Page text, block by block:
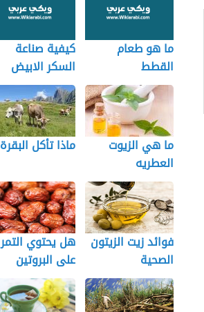
ما هو طعام
القطط
كيفية صناعة
السكر الابيض
ما هي الزيوت
العطريه
ماذا تأكل البقرة
فوائد زيت الزيتون
الصحية
هل يحتوي التمر
على البروتين